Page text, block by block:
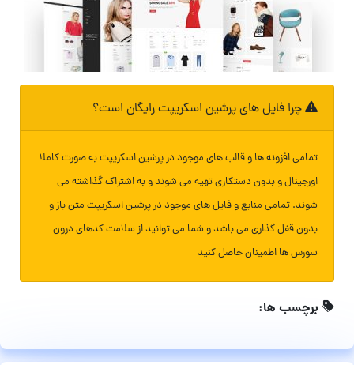
چرا فایل های پرشین اسکریپت رایگان است؟
تمامی افزونه ها و قالب های موجود در پرشین اسکریپت به صورت کاملا
اورجینال و بدون دستکاری تهیه می شوند و به اشتراک گذاشته می
شوند. تمامی منابع و فایل های موجود در پرشین اسکریپت متن باز و
بدون قفل گذاری می باشد و شما می توانید از سلامت کدهای درون
سورس ها اطمینان حاصل کنید
برچسب ها: